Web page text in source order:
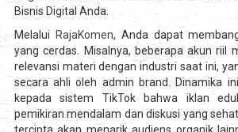
Bisnis Digital Anda.
Melalui
RajaKomen, Anda dapat
yang cerdas. Misalnya, beberapa akun riil
relevansi materi dengan industri saat ini,
secara ahli oleh admin brand. Dinamika
kepada sistem TikTok bahwa iklan
pemikiran mendalam dan diskusi yang